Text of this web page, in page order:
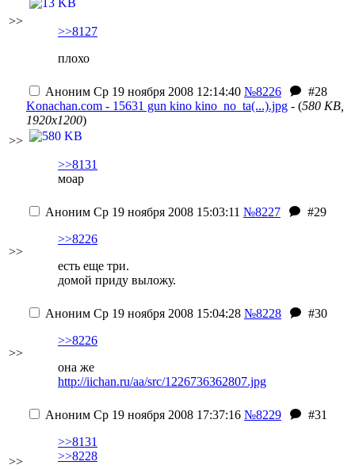
>>
>>8127
плохо
>>
Аноним Ср 19 ноября 2008 12:14:40 №8226
#28
Konachan.com - 15631 gun kino kino_no_ta(...).jpg - (580 KB,
1920x1200)
>>8131
моар
>>
Аноним Ср 19 ноября 2008 15:03:11 №8227
#29
>>8226
есть еще три.
домой приду выложу.
>>
Аноним Ср 19 ноября 2008 15:04:28 №8228
#30
>>8226
она же
http://iichan.ru/aa/src/1226736362807.jpg
>>
Аноним Ср 19 ноября 2008 17:37:16 №8229
#31
>>8131
>>8228